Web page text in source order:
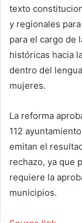
texto
y regionales
para el cargo de
históricas hacia
dentro del
mujeres.
La reforma
112
emitan el
rechazo, ya que
requiere la
municipios.